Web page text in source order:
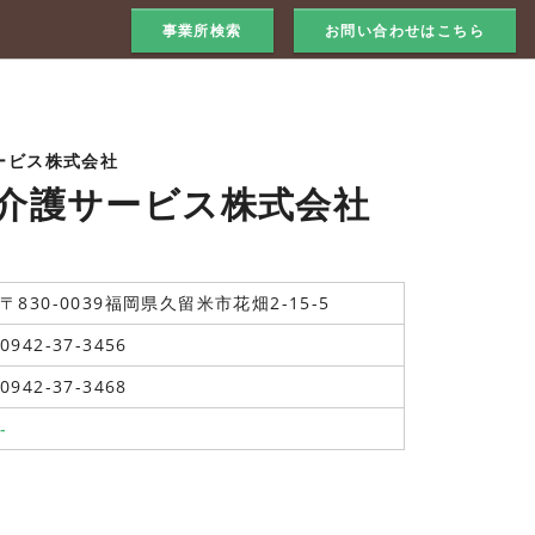
事業所検索 お問い合わせはこちら
ビス株式会社
護サービス株式会社
〒830-0039福岡県久留米市花畑2-15-5
0942-37-3456
0942-37-3468
-